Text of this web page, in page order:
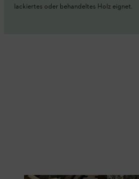
lackiertes oder behandeltes Holz eignet.